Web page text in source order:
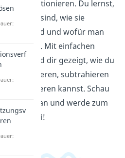
funktionieren. Du lernst,
Matrizen sind, wie sie
sind und wofür man
verwendet. Mit einfachen
wird dir gezeigt, wie du
addieren, subtrahieren
multiplizieren kannst. Schau
das Video an und werde zum
Profi!